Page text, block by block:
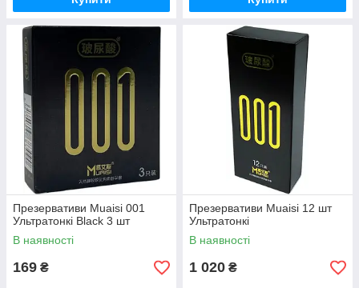
Презервативи Muaisi 001
Ультратонкі Black 3 шт
В наявності
169 ₴
Презервативи Muaisi 12 шт
Ультратонкі
В наявності
1 020 ₴